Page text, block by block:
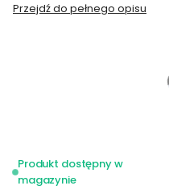
Przejdź do pełnego opisu
Produkt dostępny w
magazynie